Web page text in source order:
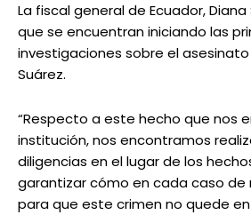
La fiscal general de Ecuador,
que se encuentran iniciando las
investigaciones sobre el
Suárez.
“Respecto a este hecho que nos
institución, nos encontramos
diligencias en el lugar de los
garantizar cómo en cada caso de
para que este crimen no quede